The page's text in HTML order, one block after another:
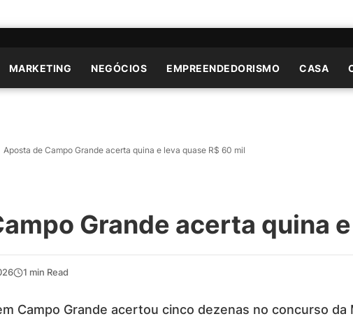
MARKETING NEGÓCIOS EMPREENDEDORISMO CASA
Aposta de Campo Grande acerta quina e leva quase R$ 60 mil
Grande acerta quina
1 min Read
Campo Grande acertou cinco dezenas no concurso